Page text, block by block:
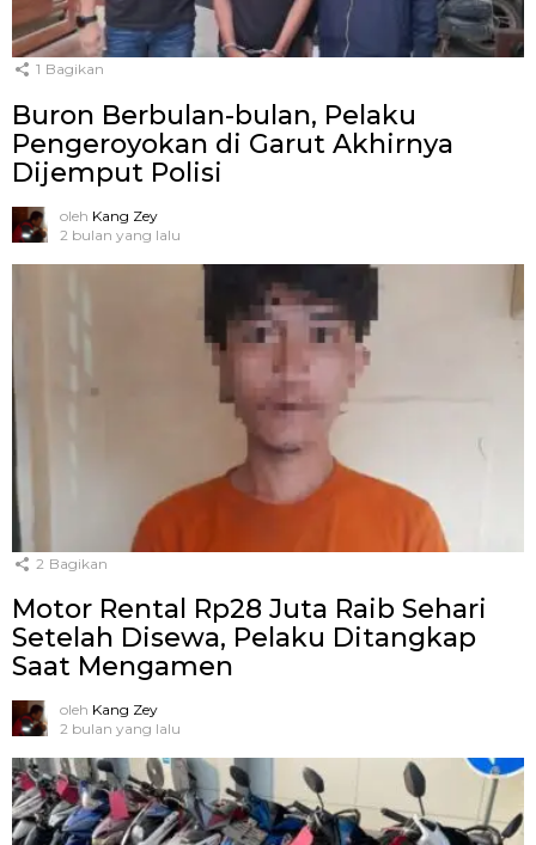
1 Bagikan
Buron Berbulan-bulan, Pelaku
Pengeroyokan di Garut Akhirnya
Dijemput Polisi
oleh Kang Zey
2 bulan yang lalu
2 Bagikan
Motor Rental Rp28 Juta Raib Sehari
Setelah Disewa, Pelaku Ditangkap
Saat Mengamen
oleh Kang Zey
2 bulan yang lalu